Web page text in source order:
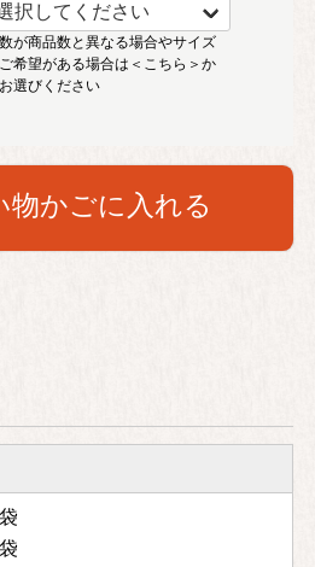
物かごに入れる
が商品数と異なる場合やサイズ
希望がある場合は ＜こちら＞か
選びください